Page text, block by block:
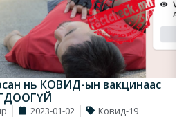
нь КОВИД-ын вакцинаас
2023-01-02 Ковид-19